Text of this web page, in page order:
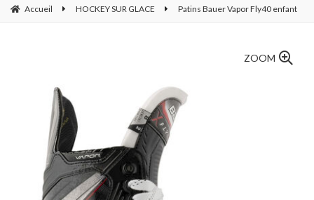
Accueil HOCKEY SUR GLACE Patins Bauer Vapor Fly40 enfant
ZOOM